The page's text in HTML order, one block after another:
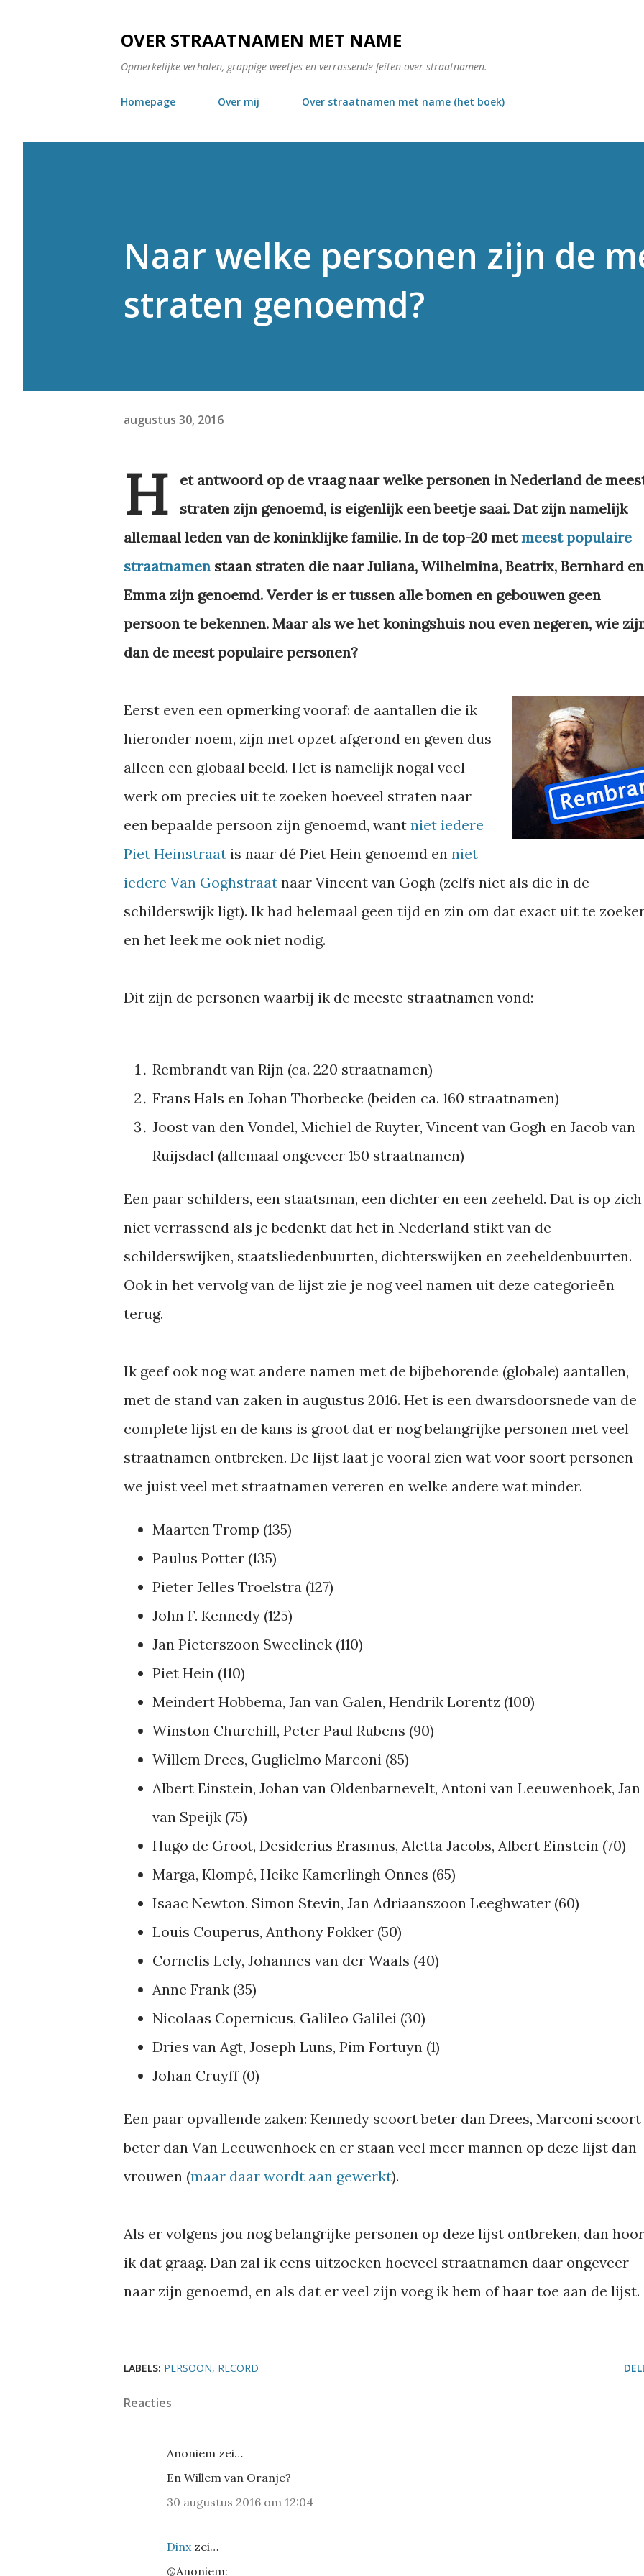
OVER STRAATNAMEN MET NAME
Opmerkelijke verhalen, grappige weetjes en verrassende feiten over straatnamen.
Homepage Over mij Over straatnamen met name (het boek)
Naar welke personen zijn de
straten genoemd?
augustus 30, 2016
H
et antwoord op de vraag naar welke personen in Nederland de
straten zijn genoemd, is eigenlijk een beetje saai. Dat zijn namelijk
allemaal leden van de koninklijke familie. In de top-20 metmeest populaire
straatnamen staan straten die naar Juliana, Wilhelmina, Beatrix, Bernhard en
Emma zijn genoemd. Verder is er tussen alle bomen en gebouwen geen
persoon te bekennen. Maar als we het koningshuis nou even negeren, wie
dan de meest populaire personen?
Eerst even een opmerking vooraf: de aantallen die ik
hieronder noem, zijn met opzet afgerond en geven dus
alleen een globaal beeld. Het is namelijk nogal veel
werk om precies uit te zoeken hoeveel straten naar
een bepaalde persoon zijn genoemd, want niet iedere
Piet Heinstraat is naar dé Piet Hein genoemd en niet
iedere Van Goghstraat naar Vincent van Gogh (zelfs niet als die in de
schilderswijk ligt). Ik had helemaal geen tijd en zin om dat exact uit te
en het leek me ook niet nodig.
Dit zijn de personen waarbij ik de meeste straatnamen vond:
Rembrandt van Rijn (ca. 220 straatnamen)
Frans Hals en Johan Thorbecke (beiden ca. 160 straatnamen)
Joost van den Vondel, Michiel de Ruyter, Vincent van Gogh en Jacob van
Ruijsdael (allemaal ongeveer 150 straatnamen)
Een paar schilders, een staatsman, een dichter en een zeeheld. Dat is op zich
niet verrassend als je bedenkt dat het in Nederland stikt van de
schilderswijken, staatsliedenbuurten, dichterswijken en zeeheldenbuurten.
Ook in het vervolg van de lijst zie je nog veel namen uit deze categorieën
terug.
Ik geef ook nog wat andere namen met de bijbehorende (globale) aantallen,
met de stand van zaken in augustus 2016. Het is een dwarsdoorsnede van de
complete lijst en de kans is groot dat er nog belangrijke personen met veel
straatnamen ontbreken. De lijst laat je vooral zien wat voor soort personen
we juist veel met straatnamen vereren en welke andere wat minder.
Maarten Tromp (135)
Paulus Potter (135)
Pieter Jelles Troelstra (127)
John F. Kennedy (125)
Jan Pieterszoon Sweelinck (110)
Piet Hein (110)
Meindert Hobbema, Jan van Galen, Hendrik Lorentz (100)
Winston Churchill, Peter Paul Rubens (90)
Willem Drees, Guglielmo Marconi (85)
Albert Einstein, Johan van Oldenbarnevelt, Antoni van Leeuwenhoek, Jan
van Speijk (75)
Hugo de Groot, Desiderius Erasmus, Aletta Jacobs, Albert Einstein (70)
Marga, Klompé, Heike Kamerlingh Onnes (65)
Isaac Newton, Simon Stevin, Jan Adriaanszoon Leeghwater (60)
Louis Couperus, Anthony Fokker (50)
Cornelis Lely, Johannes van der Waals (40)
Anne Frank (35)
Nicolaas Copernicus, Galileo Galilei (30)
Dries van Agt, Joseph Luns, Pim Fortuyn (1)
Johan Cruyff (0)
Een paar opvallende zaken: Kennedy scoort beter dan Drees, Marconi scoort
beter dan Van Leeuwenhoek en er staan veel meer mannen op deze lijst dan
vrouwen (maar daar wordt aan gewerkt).
Als er volgens jou nog belangrijke personen op deze lijst ontbreken, dan hoor
ik dat graag. Dan zal ik eens uitzoeken hoeveel straatnamen daar ongeveer
naar zijn genoemd, en als dat er veel zijn voeg ik hem of haar toe aan de lijst.
LABELS: PERSOON RECORD
Reacties
Anoniem zei…
En Willem van Oranje?
30 augustus 2016 om 12:04
Dinxzei…
@Anoniem: